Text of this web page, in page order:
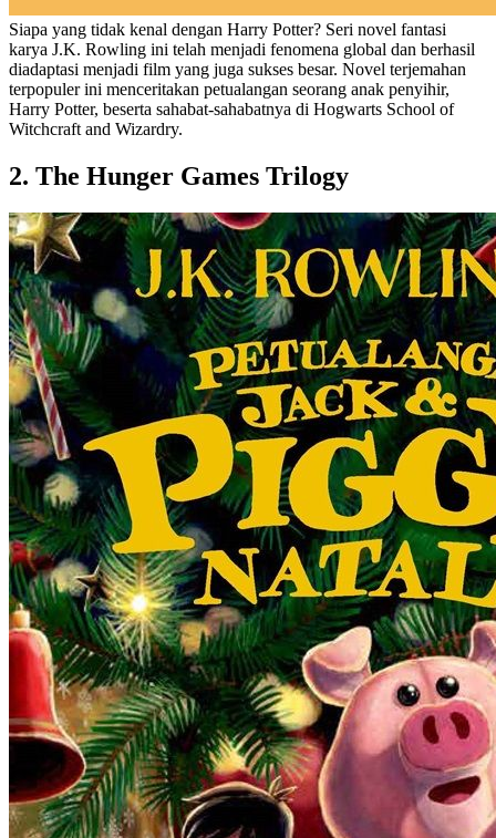
Siapa yang tidak kenal dengan Harry Potter? Seri novel fantasi
karya J.K. Rowling ini telah menjadi fenomena global dan berhasil
diadaptasi menjadi film yang juga sukses besar. Novel terjemahan
terpopuler ini menceritakan petualangan seorang anak penyihir,
Harry Potter, beserta sahabat-sahabatnya di Hogwarts School of
Witchcraft and Wizardry.
2. The Hunger Games Trilogy